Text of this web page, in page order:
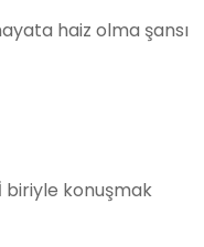
haiz olma şansı
biriyle konuşmak